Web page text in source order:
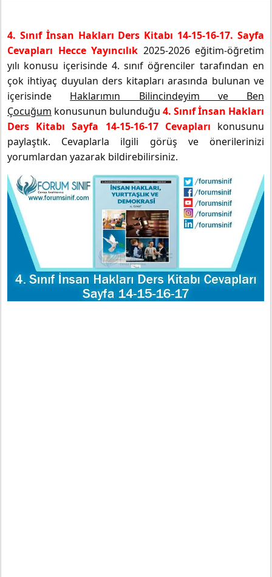
4. Sınıf İnsan Hakları Ders Kitabı 14-15-16-17. Sayfa
Cevapları Hecce Yayıncılık 2025-2026 eğitim-öğretim
yılı konusu içerisinde 4. sınıf öğrenciler tarafından en
çok ihtiyaç duyulan ders kitapları arasında bulunan ve
içerisinde Haklarımın Bilincindeyim ve Ben
Çocuğum konusunun bulunduğu 4. Sınıf İnsan Hakları
Ders Kitabı Sayfa 14-15-16-17 Cevapları konusunu
paylaştık. Cevaplarla ilgili görüş ve önerilerinizi
yorumlardan yazarak bildirebilirsiniz.